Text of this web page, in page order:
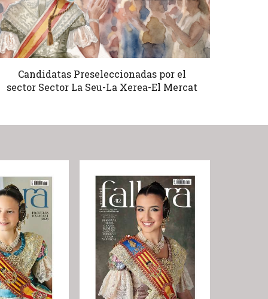
Candidatas Preseleccionadas por el
sector Sector La Seu-La Xerea-El Mercat